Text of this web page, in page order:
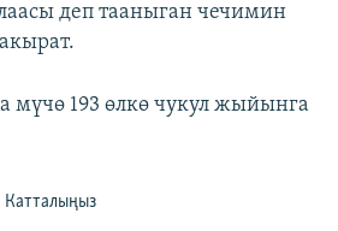
деп тааныган чечимин
мүчө 193 өлкө чукул жыйынга
Катталыңыз